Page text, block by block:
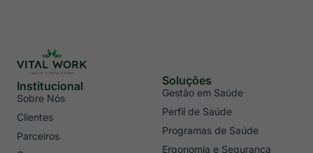
Institucional
Sobre Nós
Clientes
Parceiros
Soluções
Gestão em Saúde
Perfil de Saúde
Programas de Saúde
Ergonomia e Segurança